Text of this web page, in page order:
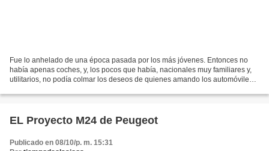
Fue lo anhelado de una época pasada por los más jóvenes. Entonces no
había apenas coches, y, los pocos que había, nacionales muy familiares y,
utilitarios, no podía colmar los deseos de quienes amando los automóviles
EL Proyecto M24 de Peugeot
Publicado en 08/10/p. m. 15:31